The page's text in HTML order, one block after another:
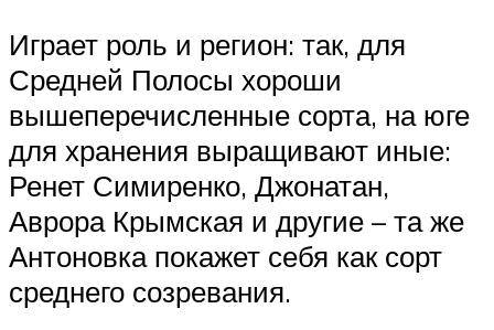
Играет роль и регион: так, для
Средней Полосы хороши
вышеперечисленные сорта, на юге
для хранения выращивают иные:
Ренет Симиренко, Джонатан,
Аврора Крымская и другие – та же
Антоновка покажет себя как сорт
среднего созревания.